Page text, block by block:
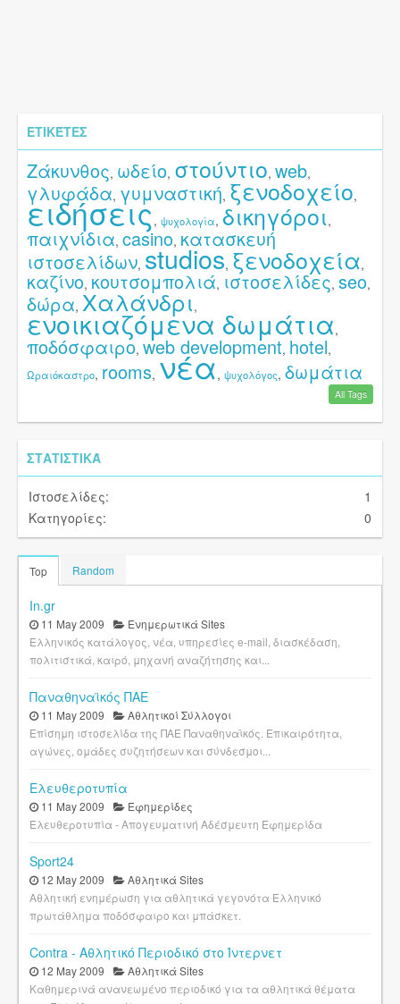
ΕΤΙΚΈΤΕΣ
Ζάκυνθος, ωδείο, στούντιο, web,
γλυφάδα, γυμναστική, ξενοδοχείο,
ειδήσεις , ψυχολογία, δικηγόροι,
παιχνίδια, casino, κατασκευή
ιστοσελίδων, studios, ξενοδοχεία,
καζίνο, κουτσομπολιά, ιστοσελίδες, seo,
δώρα, Χαλάνδρι,
ενοικιαζόμενα δωμάτια,
ποδόσφαιρο, web development, hotel,
Ωραιόκαστρο, rooms, νέα, ψυχολόγος, δωμάτια
All Tags
ΣΤΑΤΙΣΤΙΚΆ
Ιστοσελίδες:
1
Κατηγορίες:
0
Top Random
In.gr
11 May 2009
Ενημερωτικά Sites
Ελληνικός κατάλογος, νέα, υπηρεσίες e-mail, διασκέδαση,
πολιτιστικά, καιρό, μηχανή αναζήτησης και...
Παναθηναϊκός ΠΑΕ
11 May 2009
Αθλητικοί Σύλλογοι
Επίσημη ιστοσελίδα της ΠΑΕ Παναθηναϊκός. Επικαιρότητα,
αγώνες, ομάδες συζητήσεων και σύνδεσμοι...
Ελευθεροτυπία
11 May 2009
Εφημερίδες
Ελευθεροτυπία - Απογευματινή Αδέσμευτη Εφημερίδα
Sport24
12 May 2009
Αθλητικά Sites
Αθλητική ενημέρωση για αθλητικά γεγονότα Ελληνικό
πρωτάθλημα ποδόσφαιρο και μπάσκετ.
Contra - Αθλητικό Περιοδικό στο Ίντερνετ
12 May 2009
Αθλητικά Sites
Καθημερινά ανανεωμένο περιοδικό για τα αθλητικά θέματα